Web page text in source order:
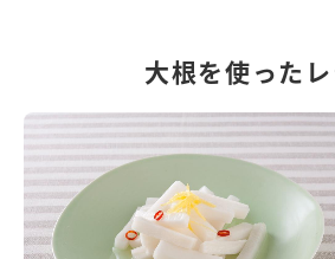
大根を使った